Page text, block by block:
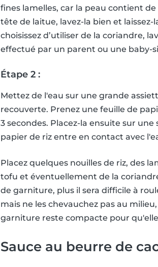
fines lamelles, car la peau contient
tête de laitue, lavez-la bien et laissez-
choisissez d’utiliser de la coriandre,
effectué par un parent ou une baby-
Étape 2 :
Mettez de l'eau sur une grande
recouverte. Prenez une feuille de
3 secondes. Placez-la ensuite sur
papier de riz entre en contact avec
Placez quelques nouilles de riz, des
tofu et éventuellement de la
de garniture, plus il sera difficile à
mais ne les chevauchez pas au
garniture reste compacte pour
Sauce au beurre de